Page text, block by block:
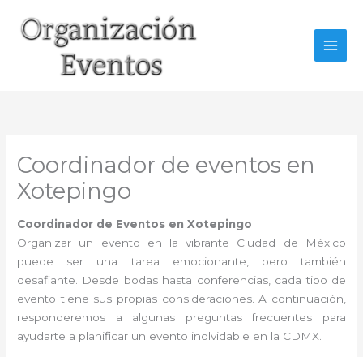
contenido
Coordinador de eventos en
Xotepingo
Coordinador de Eventos en Xotepingo
Organizar un evento en la vibrante Ciudad de México
puede ser una tarea emocionante, pero también
desafiante. Desde bodas hasta conferencias, cada tipo de
evento tiene sus propias consideraciones. A continuación,
responderemos a algunas preguntas frecuentes para
ayudarte a planificar un evento inolvidable en la CDMX.